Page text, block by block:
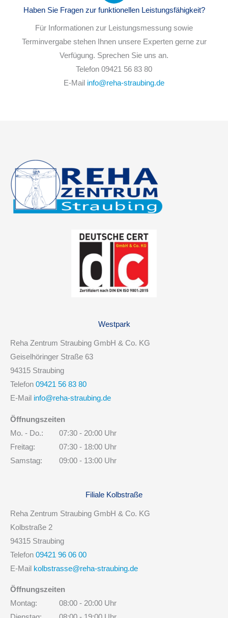
Haben Sie Fragen zur funktionellen Leistungsfähigkeit?
Für Informationen zur Leistungsmessung sowie
Terminvergabe stehen Ihnen unsere Experten gerne zur
Verfügung. Sprechen Sie uns an.
Telefon 09421 56 83 80
E-Mail info@reha-straubing.de
Westpark
Reha Zentrum Straubing GmbH & Co. KG
Geiselhöringer Straße 63
94315 Straubing
Telefon 09421 56 83 80
E-Mail info@reha-straubing.de
Öffnungszeiten
Mo. - Do.:
07:30 - 20:00 Uhr
Freitag:
07:30 - 18:00 Uhr
Samstag:
09:00 - 13:00 Uhr
Filiale Kolbstraße
Reha Zentrum Straubing GmbH & Co. KG
Kolbstraße 2
94315 Straubing
Telefon 09421 96 06 00
E-Mail kolbstrasse@reha-straubing.de
Öffnungszeiten
Montag:
08:00 - 20:00 Uhr